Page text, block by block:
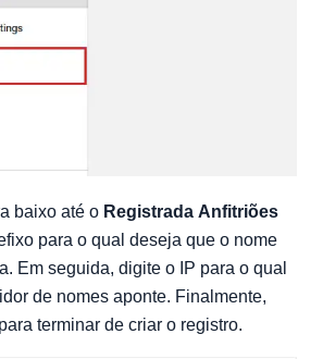
baixo até o Registrada Anfitriões
para o qual deseja que o nome
Em seguida, digite o IP para o qual
de nomes aponte. Finalmente,
para terminar de criar o registro.